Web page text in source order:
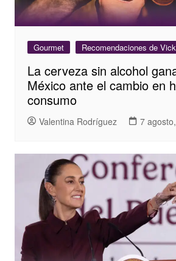
Gourmet Recomendaciones de
La cerveza sin alcohol
México ante el cambio en
consumo
Valentina Rodríguez 7